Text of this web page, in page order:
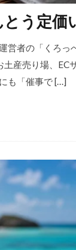
う定価
営者の「くろっ
産売り場、EC
も「催事で […]